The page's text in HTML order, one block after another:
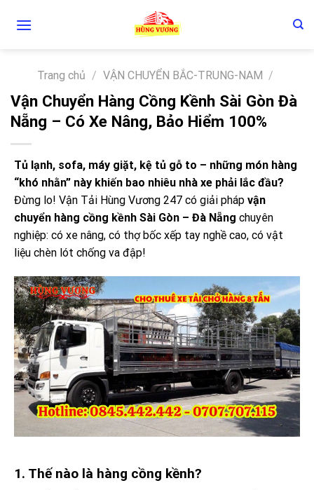
Trang chủ / VẬN CHUYỂN BẮC-TRUNG-NAM /
Vận Chuyển Hàng Cồng Kềnh Sài Gòn Đà
Nẵng – Có Xe Nâng, Bảo Hiểm 100%
Tủ lạnh, sofa, máy giặt, kệ tủ gỗ to – những món hàng
“khó nhằn” này khiến bao nhiêu nhà xe phải lắc đầu?
Đừng lo! Vận Tải Hùng Vương 247 có giải pháp vận
chuyển hàng cồng kềnh Sài Gòn – Đà Nẵng chuyên
nghiệp: có xe nâng, có thợ bốc xếp tay nghề cao, có vật
liệu chèn lót chống va đập!
1. Thế nào là hàng cồng kềnh?